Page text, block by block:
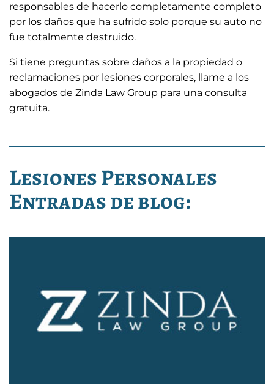
responsables de hacerlo completamente completo
por los daños que ha sufrido solo porque su auto no
fue totalmente destruido.
Si tiene preguntas sobre daños a la propiedad o
reclamaciones por lesiones corporales, llame a los
abogados de Zinda Law Group para una consulta
gratuita.
Lesiones Personales
Entradas de blog: